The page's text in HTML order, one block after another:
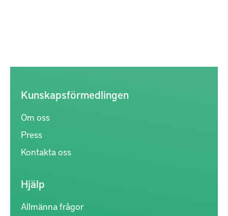
Kunskapsförmedlingen
Om oss
Press
Kontakta oss
Hjälp
Allmänna frågor